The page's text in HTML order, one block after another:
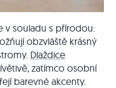
v souladu s přírodou:
obzvláště krásný
Dlaždice
zatímco osobní
barevné akcenty.